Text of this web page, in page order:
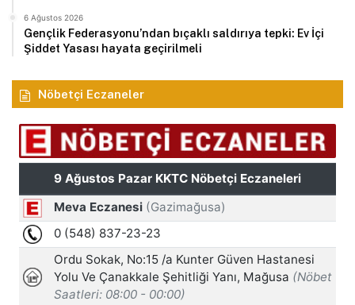
6 Ağustos 2026
Gençlik Federasyonu’ndan bıçaklı saldırıya tepki: Ev İçi
Şiddet Yasası hayata geçirilmeli
Nöbetçi Eczaneler